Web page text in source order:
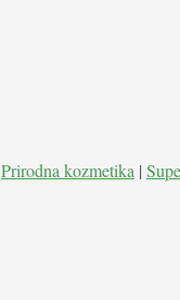
Prirodna kozmetika |